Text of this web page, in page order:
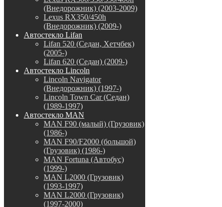
(Внедорожник) (2003-2009)
Lexus RX350/450h
(Внедорожник) (2009-)
Автостекло Lifan
Lifan 520 (Седан, Хетчбек)
(2005-)
Lifan 620 (Седан) (2009-)
Автостекло Lincoln
Lincoln Navigator
(Внедорожник) (1997-)
Lincoln Town Car (Седан)
(1989-1997)
Автостекло MAN
MAN F90 (малый) (Грузовик)
(1986-)
MAN F90/F2000 (большой)
(Грузовик) (1986-)
MAN Fortuna (Автобус)
(1999-)
MAN L2000 (Грузовик)
(1993-1997)
MAN L2000 (Грузовик)
(1997-2000)